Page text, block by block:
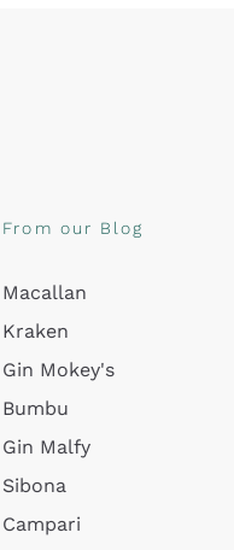
From our Blog
Macallan
Kraken
Gin Mokey's
Bumbu
Gin Malfy
Sibona
Campari